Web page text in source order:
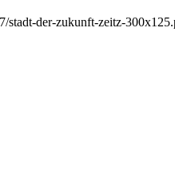
stadt-der-zukunft-zeitz-